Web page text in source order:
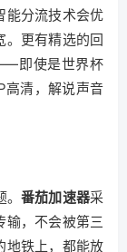
能分流技术会优
。更有精选的回
即使是世界杯
高清，解说声音
番茄加速器采
输，不会被第三
地铁上，都能放